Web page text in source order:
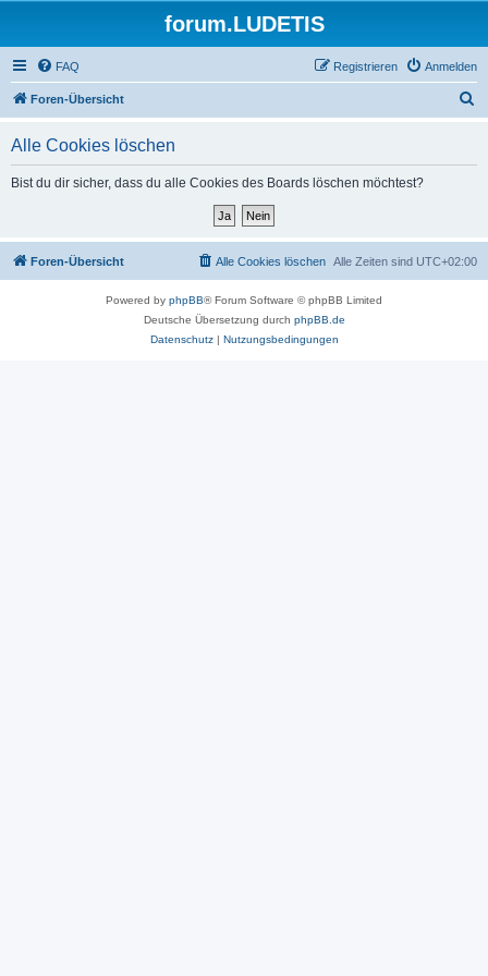
forum.LUDETIS
FAQ Anmelden
Registrieren
Foren-Übersicht
Alle Cookies löschen
Bist du dir sicher, dass du alle Cookies des Boards löschen möchtest?
Foren-Übersicht Alle Zeiten sind UTC+02:00
Alle Cookies löschen
Powered by phpBB® Forum Software © phpBB Limited
Deutsche Übersetzung durch phpBB.de
Datenschutz| Nutzungsbedingungen